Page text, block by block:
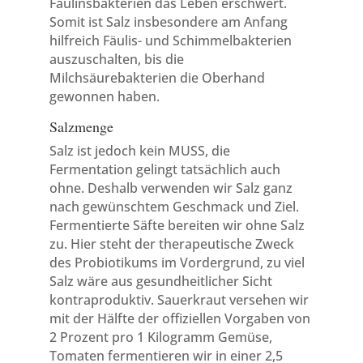
Somit ist Salz insbesondere am Anfang
hilfreich Fäulis- und Schimmelbakterien
auszuschalten, bis die
Milchsäurebakterien die Oberhand
gewonnen haben.
Salzmenge
Salz ist jedoch kein MUSS, die
Fermentation gelingt tatsächlich auch
ohne. Deshalb verwenden wir Salz ganz
nach gewünschtem Geschmack und Ziel.
Fermentierte Säfte bereiten wir ohne Salz
zu. Hier steht der therapeutische Zweck
des Probiotikums im Vordergrund, zu viel
Salz wäre aus gesundheitlicher Sicht
kontraproduktiv. Sauerkraut versehen wir
mit der Hälfte der offiziellen Vorgaben von
2 Prozent pro 1 Kilogramm Gemüse,
Tomaten fermentieren wir in einer 2,5